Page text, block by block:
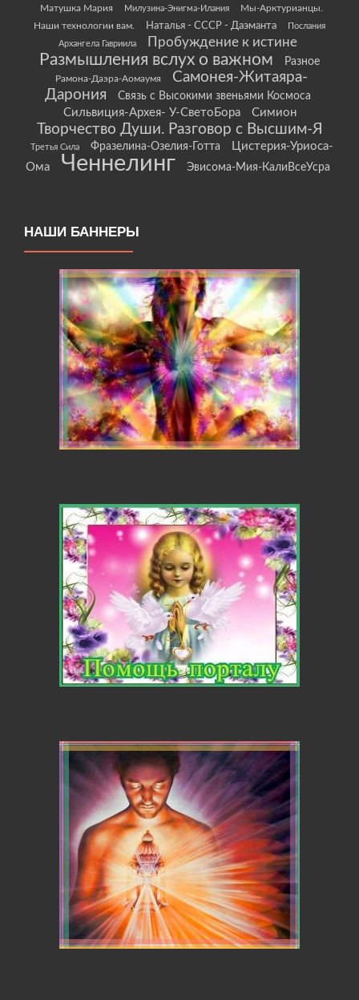
Матушка Мария Милузина-Энигма-Илания
Мы-Арктурианцы.
Наши технологии вам.
Наталья - СССР - Даэманта
Послания
Архангела Гавриила
Пробуждение к истине
Размышления вслух о важном Разное
Рамона-Даэра-Аомаумя
Самонея-Житаяра-
Дарония
Связь с Высокими звеньями Космоса
Сильвиция-Архея- У-СветоБора Симион
Творчество Души. Разговор с Высшим-Я
Третья Сила Фразелина-Озелия-Готта
Цистерия-Уриоса-
Ома
Ченнелинг Эвисома-Мия-КалиВсеУсра
НАШИ БАННЕРЫ